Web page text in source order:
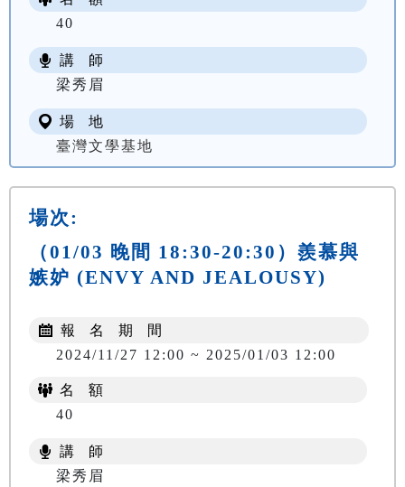
40
講 師
梁秀眉
場 地
臺灣文學基地
場次:
（01/03 晚間 18:30-20:30）羨慕與
嫉妒 (ENVY AND JEALOUSY)
報 名 期 間
2024/11/27 12:00 ~ 2025/01/03 12:00
名 額
40
講 師
梁秀眉